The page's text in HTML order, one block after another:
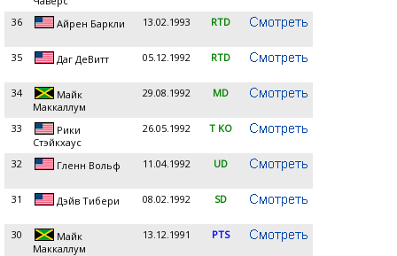
36 Айрен Баркли 13.02.1993 RTD
35 Даг ДеВитт 05.12.1992 RTD
34
Майк
Маккаллум
29.08.1992 MD
33
Рики
Стэйкхаус
26.05.1992 T KO
32 Гленн Вольф 11.04.1992 UD
31 Дэйв Тибери 08.02.1992 SD
30
Майк
Маккаллум
13.12.1991 PTS